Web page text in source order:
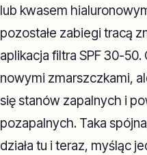
lub kwasem
pozostałe zabiegi tracą
aplikacja filtra SPF 30-
nowymi zmarszczkami,
się stanów zapalnych i
pozapalnych. Taka
działa tu i teraz, myśląc